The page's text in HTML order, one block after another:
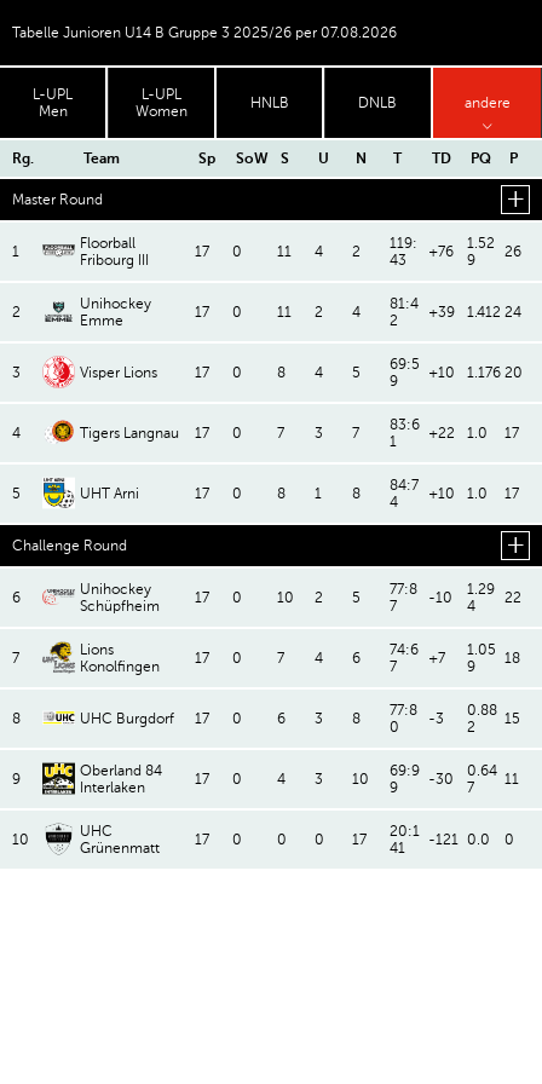
Tabelle Junioren U14 B Gruppe 3 2025/26 per 07.08.2026
L-UPL
Men
L-UPL
Women
HNLB DNLB andere
Rg. Team Sp SoW S U N T TD PQ P
Master Round
1
Floorball
Fribourg III
17 0 11 4 2
119:
43
+76
1.52
9
26
2
Unihockey
Emme
17 0 11 2 4
81:4
2
+39 1.412 24
3 Visper Lions 17 0 8 4 5
69:5
9
+10 1.176 20
4 Tigers Langnau 17 0 7 3 7
83:6
1
+22 1.0 17
5 UHT Arni 17 0 8 1 8
84:7
4
+10 1.0 17
Challenge Round
6
Unihockey
Schüpfheim
17 0 10 2 5
77:8
7
-10
1.29
4
22
7
Lions
Konolfingen
17 0 7 4 6
74:6
7
+7
1.05
9
18
8 UHC Burgdorf 17 0 6 3 8
77:8
0
-3
0.88
2
15
9
Oberland 84
Interlaken
17 0 4 3 10
69:9
9
-30
0.64
7
11
10
UHC
Grünenmatt
17 0 0 0 17
20:1
41
-121 0.0 0